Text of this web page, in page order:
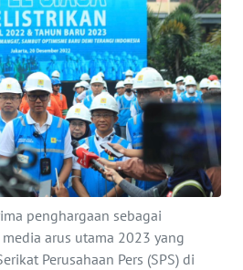
penghargaan sebagai
arus utama 2023 yang
Perusahaan Pers (SPS) di